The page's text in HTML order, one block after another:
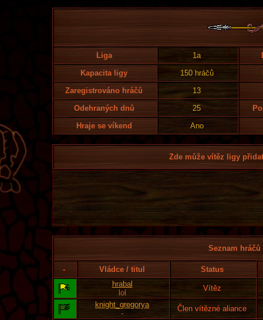
Liga 1a
Kapacita ligy
150 hráčů
Zaregistrováno hráčů
13
Odehraných dnů
25
Hraje se víkend
Ano
Zde může vítěz ligy
Seznam
- Vládce / titul
Status
hrabal
lol
Vítěz
knight_gregorya
-
Člen vítězné aliance